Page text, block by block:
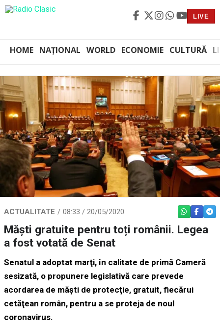
LIVE
HOME NAȚIONAL WORLD ECONOMIE CULTURĂ
ACTUALITATE 08:33 / 20/05/2020 WHATSAPP
Măști gratuite pentru toți românii. Legea
a fost votată de Senat
Senatul a adoptat marţi, în calitate de primă Cameră
sesizată, o propunere legislativă care prevede
acordarea de măşti de protecţie, gratuit, fiecărui
cetăţean român, pentru a se proteja de noul
coronavirus.